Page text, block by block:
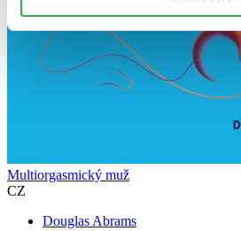
Multiorgasmický muž
CZ
Douglas Abrams